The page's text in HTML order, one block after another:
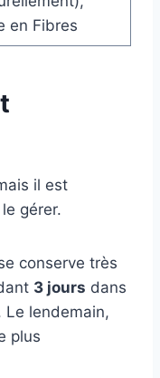
en Fibres
il est
gérer.
conserve très
3 jours dans
Le lendemain,
plus